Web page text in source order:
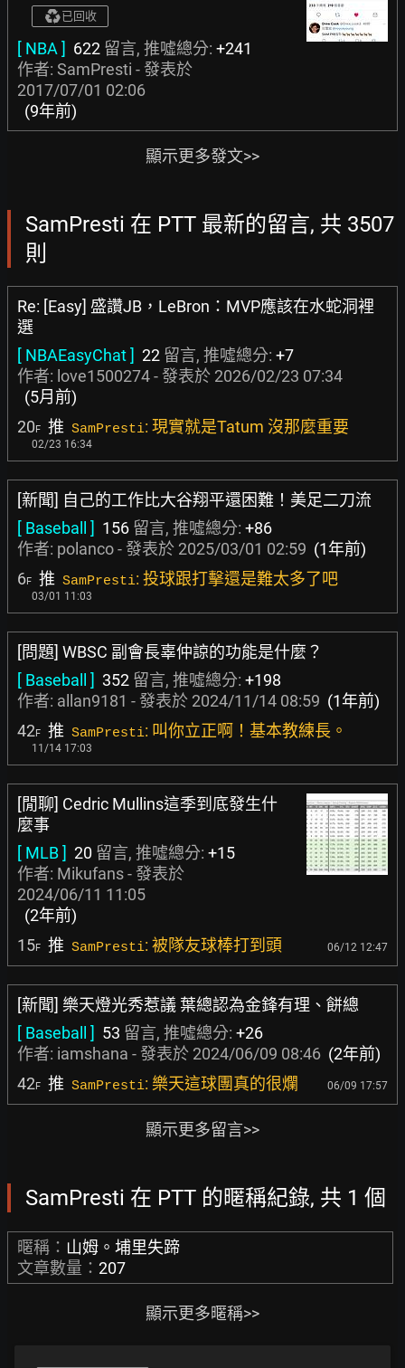
已回收
[ NBA ] 622 留言, 推噓總分: +241
作者: SamPresti - 發表於
2017/07/01 02:06
(9年前)
顯示更多發文>>
SamPresti 在 PTT 最新的留言, 共 3507
則
Re: [Easy] 盛讚JB，LeBron：MVP應該在水蛇洞裡
選
[ NBAEasyChat ] 22 留言, 推噓總分: +7
作者: love1500274- 發表於 2026/02/23 07:34
(5月前)
20F 推 SamPresti: 現實就是Tatum 沒那麼重要
02/23 16:34
[新聞] 自己的工作比大谷翔平還困難！美足二刀流
[ Baseball ] 156 留言, 推噓總分: +86
作者: polanco- 發表於 2025/03/01 02:59 (1年前)
6F 推 SamPresti: 投球跟打擊還是難太多了吧
03/01 11:03
[問題] WBSC 副會長辜仲諒的功能是什麼？
[ Baseball ] 352 留言, 推噓總分: +198
作者: allan9181 - 發表於 2024/11/14 08:59 (1年前)
42F 推 SamPresti: 叫你立正啊！基本教練長。
11/14 17:03
[閒聊] Cedric Mullins這季到底發生什
麼事
[ MLB ] 20 留言, 推噓總分: +15
作者: Mikufans- 發表於
2024/06/11 11:05
(2年前)
15F 推 SamPresti: 被隊友球棒打到頭 06/12 12:47
[新聞] 樂天燈光秀惹議 葉總認為金鋒有理、餅總
[ Baseball ] 53 留言, 推噓總分: +26
作者: iamshana - 發表於 2024/06/09 08:46 (2年前)
42F 推 SamPresti: 樂天這球團真的很爛 06/09 17:57
顯示更多留言>>
SamPresti 在 PTT 的暱稱紀錄, 共 1 個
暱稱： 山姆。埔里失蹄
文章數量： 207
顯示更多暱稱>>